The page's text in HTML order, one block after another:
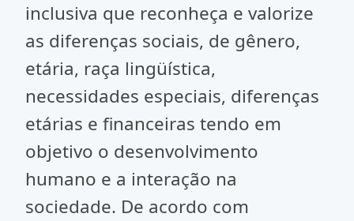
inclusiva que reconheça e valorize
as diferenças sociais, de gênero,
etária, raça lingüística,
necessidades especiais, diferenças
etárias e financeiras tendo em
objetivo o desenvolvimento
humano e a interação na
sociedade. De acordo com